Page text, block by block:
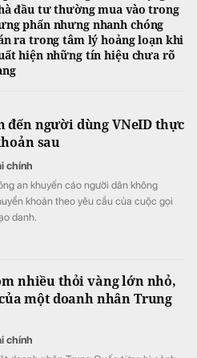
đầu tư thường mua vào trong
phấn nhưng nhanh chóng
ra trong tâm lý hoảng loạn khi
hiện những tín hiệu chưa rõ
đến người dùng VNeID thực
sau
chính
an khuyến cáo người dân không
khoản theo yêu cầu của cuộc gọi
danh.
nhiều thỏi vàng lớn nhỏ,
một doanh nhân Trung
chính